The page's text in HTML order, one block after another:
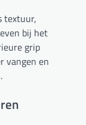
textuur,
bij het
grip
vangen en